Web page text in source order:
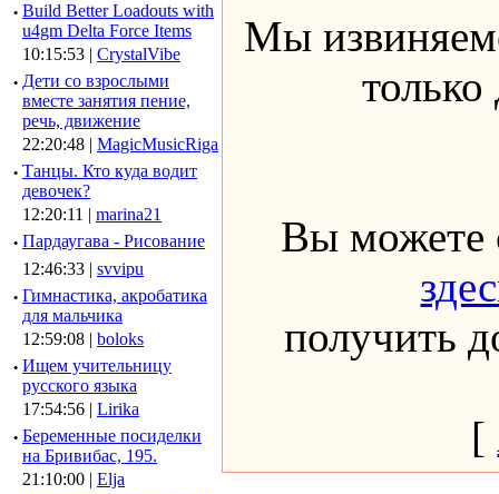
· Build Better Loadouts with
u4gm Delta Force Items
10:15:53 | CrystalVibe
· Дети со взрослыми
вместе занятия пение,
речь, движение
22:20:48 | MagicMusicRiga
· Танцы. Кто куда водит
девочек?
12:20:11 | marina21
· Пардаугава - Рисование
12:46:33 | svvipu
· Гимнастика, акробатика
для мальчика
12:59:08 | boloks
· Ищем учительницу
русского языка
17:54:56 | Lirika
· Беременные посиделки
на Бривибас, 195.
21:10:00 | Elja
Мы
Вы можете
получить
[